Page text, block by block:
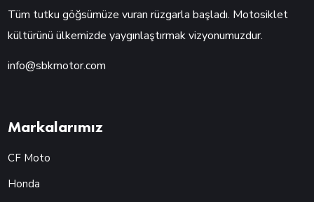
Tüm tutku göğsümüze vuran rüzgarla başladı. Motosiklet
kültürünü ülkemizde yaygınlaştırmak vizyonumuzdur.
info@sbkmotor.com
Markalarımız
CF Moto
Honda